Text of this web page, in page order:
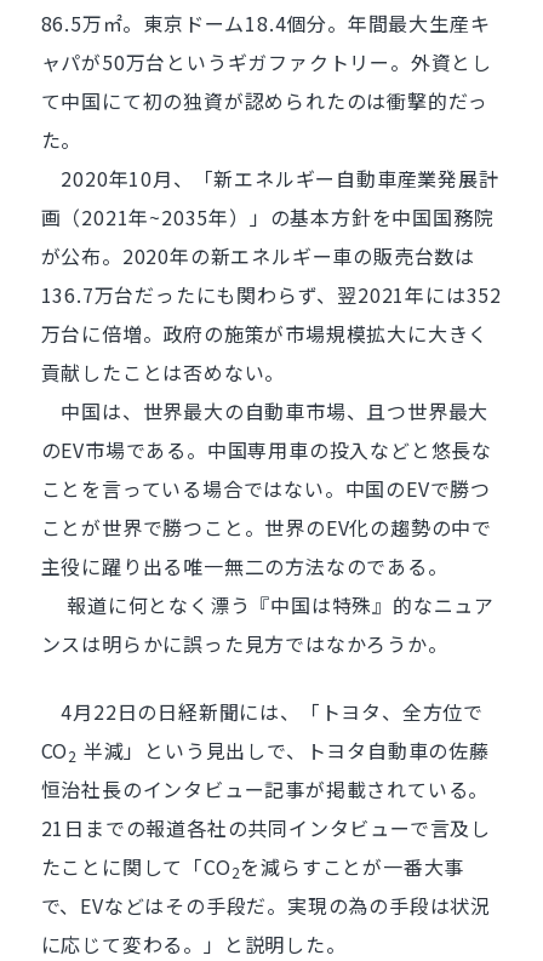
86.5万㎡。東京ドーム18.4個分。年間最大生産キ
ャパが50万台というギガファクトリー。外資とし
て中国にて初の独資が認められたのは衝撃的だっ
た。
2020年10月、「新エネルギー自動車産業発展計
画（2021年~2035年）」の基本方針を中国国務院
が公布。2020年の新エネルギー車の販売台数は
136.7万台だったにも関わらず、翌2021年には352
万台に倍増。政府の施策が市場規模拡大に大きく
貢献したことは否めない。
中国は、世界最大の自動車市場、且つ世界最大
のEV市場である。中国専用車の投入などと悠長な
ことを言っている場合ではない。中国のEVで勝つ
ことが世界で勝つこと。世界のEV化の趨勢の中で
主役に躍り出る唯一無二の方法なのである。
報道に何となく漂う『中国は特殊』的なニュア
ンスは明らかに誤った見方ではなかろうか。
4月22日の日経新聞には、「トヨタ、全方位で
CO2 半減」という見出しで、トヨタ自動車の佐藤
恒治社長のインタビュー記事が掲載されている。
21日までの報道各社の共同インタビューで言及し
たことに関して「CO2を減らすことが一番大事
で、EVなどはその手段だ。実現の為の手段は状況
に応じて変わる。」と説明した。